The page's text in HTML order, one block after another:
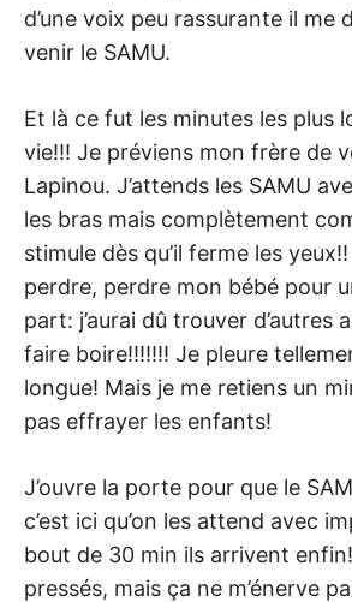
d’une voix peu rassurante il me
venir le SAMU.
Et là ce fut les minutes les plus
vie!!! Je préviens mon frère de
Lapinou. J’attends les SAMU
les bras mais complètement
stimule dès qu’il ferme les
perdre, perdre mon bébé pour
part: j’aurai dû trouver d’autres
faire boire!!!!!!! Je pleure
longue! Mais je me retiens un
pas effrayer les enfants!
J’ouvre la porte pour que le
c’est ici qu’on les attend avec
bout de 30 min ils arrivent
pressés, mais ça ne m’énerve